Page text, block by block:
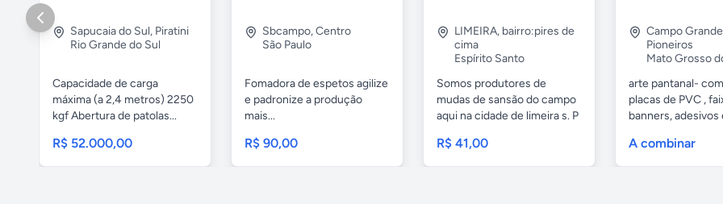
Sapucaia do Sul, Piratini
Rio Grande do Sul
Capacidade de carga
máxima (a 2,4 metros) 2250
kgf Abertura de patolas...
R$ 52.000,00
Sbcampo,Centro
São Paulo
Fomadora de espetos agilize
e padronize a produção
mais...
R$ 90,00
LIMEIRA, bairro:pires de
cima
Espírito Santo
Somos produtores de
mudas de sansão do campo
aqui na cidade de limeira s. P
R$ 41,00
Campo Grande
Pioneiros
Mato Grosso
arte pantanal-
placas de PVC ,
banners, adesivos
A combinar